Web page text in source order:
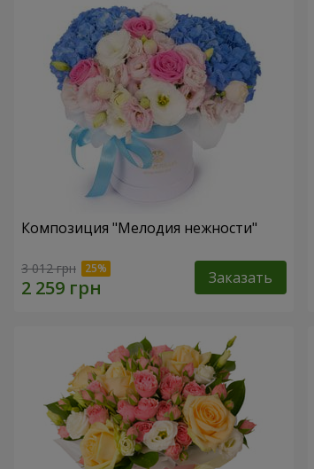
Композиция "Мелодия нежности"
3 012 грн Заказать